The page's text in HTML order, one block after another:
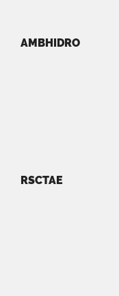
AMBHIDRO
RSCTAE